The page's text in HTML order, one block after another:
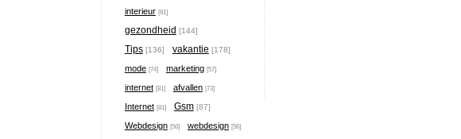
interieur [61]
gezondheid [144]
Tips [136] vakantie [178]
mode [74] marketing [57]
internet [81] afvallen [73]
Internet [81] Gsm [87]
Webdesign [56] webdesign [56]